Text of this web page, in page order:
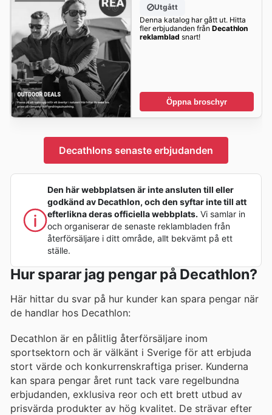
Utgått
Denna katalog har gått ut. Hitta
fler erbjudanden från Decathlon
reklamblad snart!
Öppna broschyr
Decathlons senaste erbjudanden
Den här webbplatsen är inte ansluten till eller
godkänd av Decathlon, och den syftar inte till att
efterlikna deras officiella webbplats. Vi samlar in
och organiserar de senaste reklambladen från
återförsäljare i ditt område, allt bekvämt på ett
ställe.
Hur sparar jag pengar på Decathlon?
Här hittar du svar på hur kunder kan spara pengar när
de handlar hos Decathlon:
Decathlon är en pålitlig återförsäljare inom
sportsektorn och är välkänt i Sverige för att erbjuda
stort värde och konkurrenskraftiga priser. Kunderna
kan spara pengar året runt tack vare regelbundna
erbjudanden, exklusiva reor och ett brett utbud av
prisvärda produkter av hög kvalitet. De strävar efter